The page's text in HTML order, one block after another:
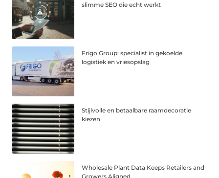
slimme SEO die echt werkt
Frigo Group: specialist in gekoelde
logistiek en vriesopslag
Stijlvolle en betaalbare raamdecoratie
kiezen
Wholesale Plant Data Keeps Retailers and
Growers Aligned